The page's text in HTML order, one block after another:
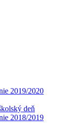
2019/2020
deň
2018/2019